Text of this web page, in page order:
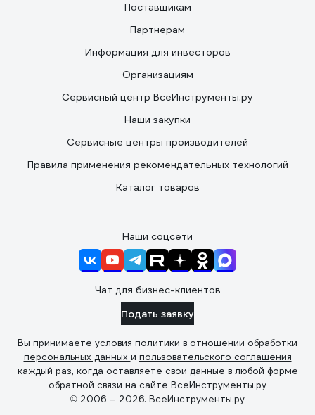
Поставщикам
Партнерам
Информация для инвесторов
Организациям
Сервисный центр ВсеИнструменты.ру
Наши закупки
Сервисные центры производителей
Правила применения рекомендательных технологий
Каталог товаров
Наши соцсети
Чат для бизнес-клиентов
Подать заявку
Вы принимаете условия политики в отношении обработки
персональных данных и пользовательского соглашения
каждый раз, когда оставляете свои данные в любой форме
обратной связи на сайте ВсеИнструменты.ру
© 2006 — 2026. ВсеИнструменты.ру